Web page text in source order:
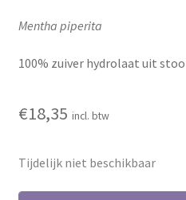
Mentha piperita
100% zuiver hydrolaat uit
€18,35 incl. btw
Tijdelijk niet beschikbaar